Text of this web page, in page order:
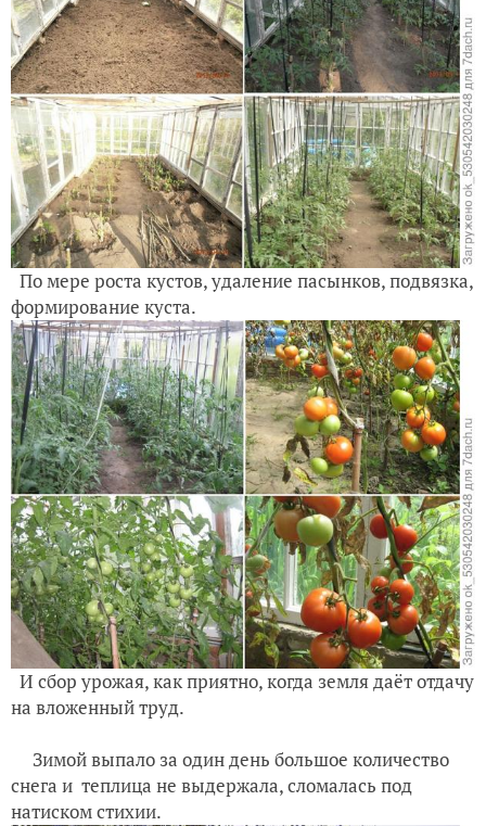
По мере роста кустов, удаление пасынков, подвязка,
формирование куста.
И сбор урожая, как приятно, когда земля даёт отдачу
на вложенный труд.
Зимой выпало за один день большое количество
снега и теплица не выдержала, сломалась под
натиском стихии.